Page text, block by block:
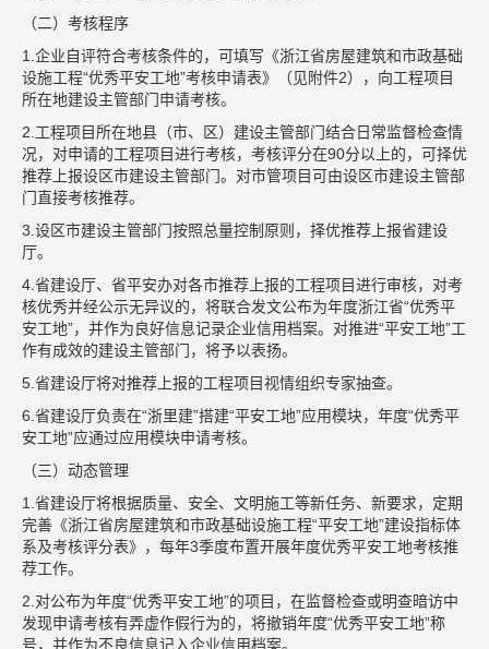
（二）考核程序
1.企业自评符合考核条件的，可填写《浙江省房屋建筑和市政基础
设施工程“优秀平安工地”考核申请表》（见附件2），向工程项目
所在地建设主管部门申请考核。
2.工程项目所在地县（市、区）建设主管部门结合日常监督检查情
况，对申请的工程项目进行考核，考核评分在90分以上的，可择优
推荐上报设区市建设主管部门。对市管项目可由设区市建设主管部
门直接考核推荐。
3.设区市建设主管部门按照总量控制原则，择优推荐上报省建设
厅。
4.省建设厅、省平安办对各市推荐上报的工程项目进行审核，对考
核优秀并经公示无异议的，将联合发文公布为年度浙江省“优秀平
安工地”，并作为良好信息记录企业信用档案。对推进“平安工地”工
作有成效的建设主管部门，将予以表扬。
5.省建设厅将对推荐上报的工程项目视情组织专家抽查。
6.省建设厅负责在“浙里建”搭建“平安工地”应用模块，年度“优秀平
安工地”应通过应用模块申请考核。
（三）动态管理
1.省建设厅将根据质量、安全、文明施工等新任务、新要求，定期
完善《浙江省房屋建筑和市政基础设施工程“平安工地”建设指标体
系及考核评分表》，每年3季度布置开展年度优秀平安工地考核推
荐工作。
2.对公布为年度“优秀平安工地”的项目，在监督检查或明查暗访中
发现申请考核有弄虚作假行为的，将撤销年度“优秀平安工地”称
号，并作为不良信息记入企业信用档案。